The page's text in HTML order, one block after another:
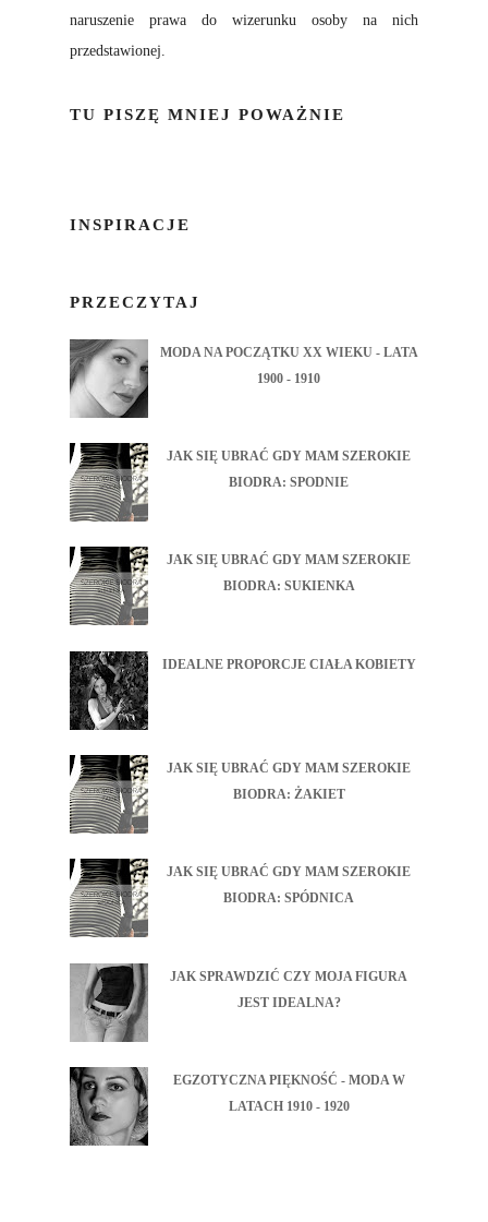
naruszenie prawa do wizerunku osoby na nich
przedstawionej.
TU PISZĘ MNIEJ POWAŻNIE
INSPIRACJE
PRZECZYTAJ
MODA NA POCZĄTKU XX WIEKU - LATA
1900 - 1910
JAK SIĘ UBRAĆ GDY MAM SZEROKIE
BIODRA: SPODNIE
JAK SIĘ UBRAĆ GDY MAM SZEROKIE
BIODRA: SUKIENKA
IDEALNE PROPORCJE CIAŁA KOBIETY
JAK SIĘ UBRAĆ GDY MAM SZEROKIE
BIODRA: ŻAKIET
JAK SIĘ UBRAĆ GDY MAM SZEROKIE
BIODRA: SPÓDNICA
JAK SPRAWDZIĆ CZY MOJA FIGURA
JEST IDEALNA?
EGZOTYCZNA PIĘKNOŚĆ - MODA W
LATACH 1910 - 1920